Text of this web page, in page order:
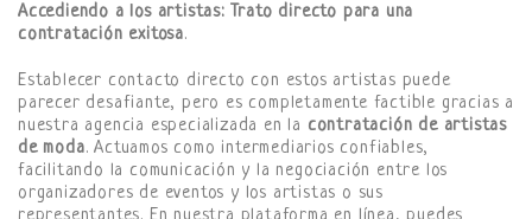
Accediendo a los artistas: Trato directo para una
contratación exitosa.
Establecer contacto directo con estos artistas puede
parecer desafiante, pero es completamente factible gracias a
nuestra agencia especializada en la contratación de artistas
de moda. Actuamos como intermediarios confiables,
facilitando la comunicación y la negociación entre los
organizadores de eventos y los artistas o sus